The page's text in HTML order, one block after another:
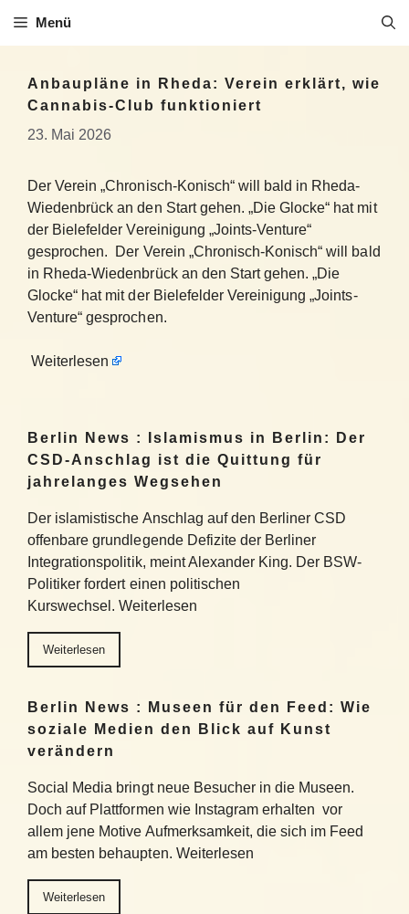
Inhalt
Menü
Anbaupläne in Rheda: Verein erklärt, wie
Cannabis-Club funktioniert
23. Mai 2026
Der Verein „Chronisch-Konisch“ will bald in Rheda-
Wiedenbrück an den Start gehen. „Die Glocke“ hat mit
der Bielefelder Vereinigung „Joints-Venture“
gesprochen. Der Verein „Chronisch-Konisch“ will bald
in Rheda-Wiedenbrück an den Start gehen. „Die
Glocke“ hat mit der Bielefelder Vereinigung „Joints-
Venture“ gesprochen.
Weiterlesen
Berlin News : Islamismus in Berlin: Der
CSD-Anschlag ist die Quittung für
jahrelanges Wegsehen
Der islamistische Anschlag auf den Berliner CSD
offenbare grundlegende Defizite der Berliner
Integrationspolitik, meint Alexander King. Der BSW-
Politiker fordert einen politischen
Kurswechsel. Weiterlesen
Weiterlesen
Berlin News : Museen für den Feed: Wie
soziale Medien den Blick auf Kunst
verändern
Social Media bringt neue Besucher in die Museen.
Doch auf Plattformen wie Instagram erhalten vor
allem jene Motive Aufmerksamkeit, die sich im Feed
am besten behaupten. Weiterlesen
Weiterlesen